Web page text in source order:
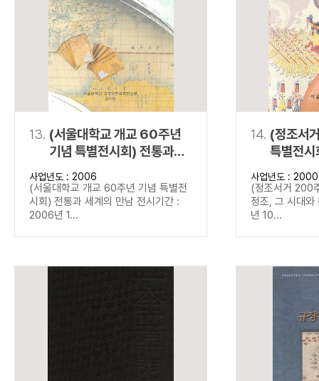
13. (서울대학교 개교 60주년
기념 특별전시회) 전통과
세계의 만남
사업년도 : 2006
(서울대학교 개교 60주년 기념 특별전
시회) 전통과 세계의 만남 전시기간 :
2006년 1...
14. (정조서
특별전
문화
사업년도 : 2000
(정조서거 200
정조, 그 시대
년 10...